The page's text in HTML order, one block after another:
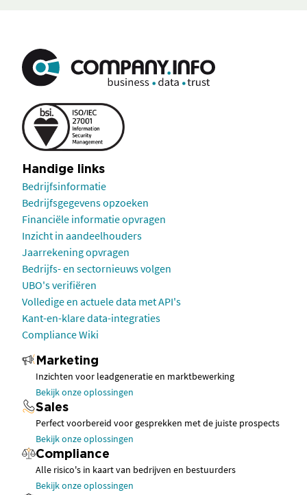
Handige links
Bedrijfsinformatie
Bedrijfsgegevens opzoeken
Financiële informatie opvragen
Inzicht in aandeelhouders
Jaarrekening opvragen
Bedrijfs- en sectornieuws volgen
UBO's verifiëren
Volledige en actuele data met API's
Kant-en-klare data-integraties
Compliance Wiki
Marketing
Inzichten voor leadgeneratie en marktbewerking
Bekijk onze oplossingen
Sales
Perfect voorbereid voor gesprekken met de juiste prospects
Bekijk onze oplossingen
Compliance
Alle risico's in kaart van bedrijven en bestuurders
Bekijk onze oplossingen